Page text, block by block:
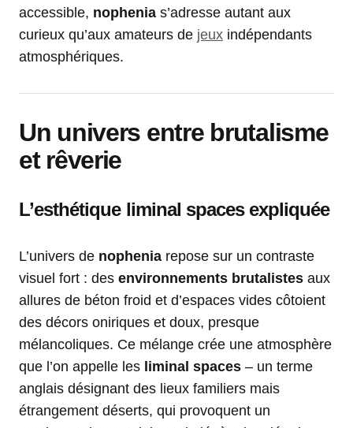
accessible, nophenia s’adresse autant aux
curieux qu’aux amateurs de jeux indépendants
atmosphériques.
Un univers entre brutalisme
et rêverie
L’esthétique liminal spaces expliquée
L’univers de nophenia repose sur un contraste
visuel fort : des environnements brutalistes aux
allures de béton froid et d’espaces vides côtoient
des décors oniriques et doux, presque
mélancoliques. Ce mélange crée une atmosphère
que l’on appelle les liminal spaces – un terme
anglais désignant des lieux familiers mais
étrangement déserts, qui provoquent un